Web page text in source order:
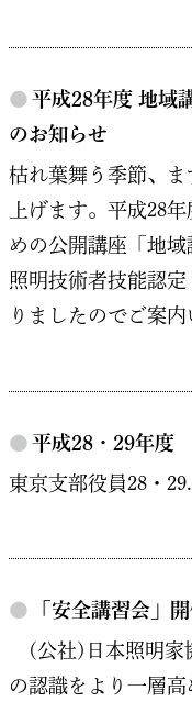
● 平成28年度 地域
のお知らせ
枯れ葉舞う季節、
上げます。平成28
めの公開講座「地
照明技術者技能認
りましたのでご案
● 平成28・29年度
東京支部役員28・
● 「安全講習会」
(公社)日本照明家
の認識をより一層